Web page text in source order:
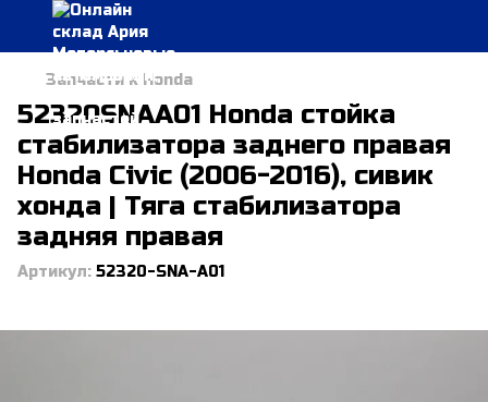
Запчасти к Honda
52320SNAA01 Honda стойка
стабилизатора заднего правая
Honda Civic (2006-2016), сивик
хонда | Тяга стабилизатора
задняя правая
Артикул: 52320-SNA-A01